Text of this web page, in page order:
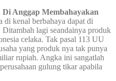
Anggap Membahayakan
di kenal berbahaya dapat di
Ditambah lagi seandainya produk
celaka. Tak pasal 113 UU
yang produk nya tak punya
rupiah. Angka ini sangatlah
gulung tikar apabila